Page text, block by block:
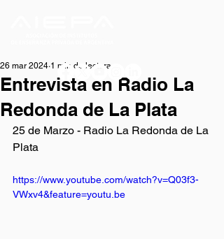
Entrevista en Radio La
Redonda de La Plata
26 mar 2024 1 min de lectura
25 de Marzo - Radio La Redonda de La
Plata
https://www.youtube.com/watch?v=Q03f3-
VWxv4&feature=youtu.be